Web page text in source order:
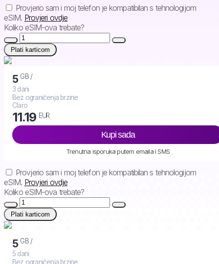
Provjerio sam i moj telefon je kompatibilan s tehnologijom
eSIM. Provjeri ovdje
Koliko eSIM-ova trebate?
Plati karticom
5 GB /
3 dani
Bez ograničenja brzine
Claro
11.19 EUR
Kupi sada
Trenutna isporuka putem emaila i SMS
Provjerio sam i moj telefon je kompatibilan s tehnologijom
eSIM. Provjeri ovdje
Koliko eSIM-ova trebate?
Plati karticom
5 GB /
5 dani
Bez ograničenja brzine